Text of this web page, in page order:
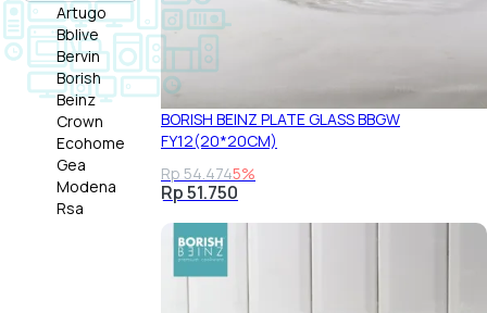
Artugo
Bblive
Bervin
Borish
Beinz
Crown
Ecohome
Gea
Modena
Rsa
BORISH BEINZ PLATE GLASS BBGW
FY12(20*20CM)
Rp 54.4745%
Rp 51.750